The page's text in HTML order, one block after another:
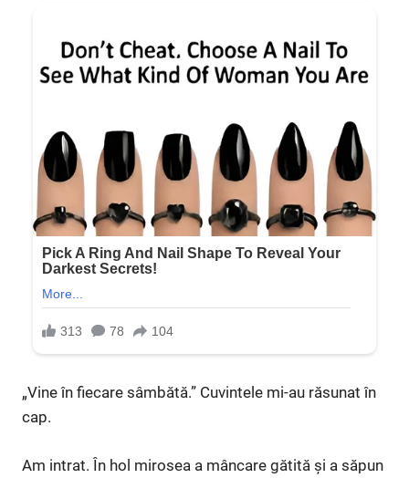
„Vine în fiecare sâmbătă.” Cuvintele mi-au răsunat în
cap.
Am intrat. În hol mirosea a mâncare gătită și a săpun